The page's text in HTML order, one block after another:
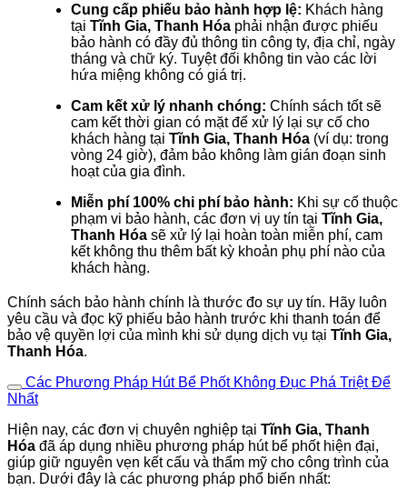
Cung cấp phiếu bảo hành hợp lệ: Khách hàng
tại Tĩnh Gia, Thanh Hóa phải nhận được phiếu
bảo hành có đầy đủ thông tin công ty, địa chỉ, ngày
tháng và chữ ký. Tuyệt đối không tin vào các lời
hứa miệng không có giá trị.
Cam kết xử lý nhanh chóng: Chính sách tốt sẽ
cam kết thời gian có mặt để xử lý lại sự cố cho
khách hàng tại Tĩnh Gia, Thanh Hóa (ví dụ: trong
vòng 24 giờ), đảm bảo không làm gián đoạn sinh
hoạt của gia đình.
Miễn phí 100% chi phí bảo hành: Khi sự cố thuộc
phạm vi bảo hành, các đơn vị uy tín tại Tĩnh Gia,
Thanh Hóa sẽ xử lý lại hoàn toàn miễn phí, cam
kết không thu thêm bất kỳ khoản phụ phí nào của
khách hàng.
Chính sách bảo hành chính là thước đo sự uy tín. Hãy luôn
yêu cầu và đọc kỹ phiếu bảo hành trước khi thanh toán để
bảo vệ quyền lợi của mình khi sử dụng dịch vụ tại Tĩnh Gia,
Thanh Hóa.
Các Phương Pháp Hút Bể Phốt Không Đục Phá Triệt Để
Nhất
Hiện nay, các đơn vị chuyên nghiệp tại Tĩnh Gia, Thanh
Hóa đã áp dụng nhiều phương pháp hút bể phốt hiện đại,
giúp giữ nguyên vẹn kết cấu và thẩm mỹ cho công trình của
bạn. Dưới đây là các phương pháp phổ biến nhất: